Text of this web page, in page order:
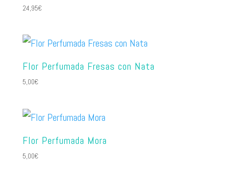
24,95€
Flor Perfumada Fresas con Nata
5,00€
Flor Perfumada Mora
5,00€